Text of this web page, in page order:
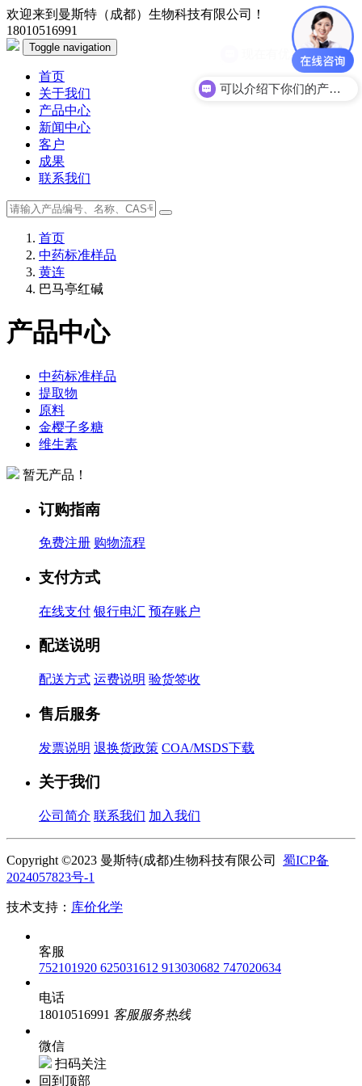
欢迎来到曼斯特（成都）生物科技有限公司！
18010516991
Toggle navigation
首页
关于我们
产品中心
新闻中心
客户
成果
联系我们
首页
中药标准样品
黄连
巴马亭红碱
产品中心
中药标准样品
提取物
原料
金樱子多糖
维生素
暂无产品！
订购指南
免费注册 购物流程
支付方式
在线支付 银行电汇 预存账户
配送说明
配送方式 运费说明 验货签收
售后服务
发票说明 退换货政策 COA/MSDS下载
关于我们
公司简介 联系我们 加入我们
Copyright ©2023 曼斯特(成都)生物科技有限公司 蜀ICP备
2024057823号-1
技术支持： 库价化学
客服
752101920 625031612 913030682 747020634
电话
18010516991 客服服务热线
微信
扫码关注
回到顶部
可以介绍下你们的产品么？
现在有优惠活动么？